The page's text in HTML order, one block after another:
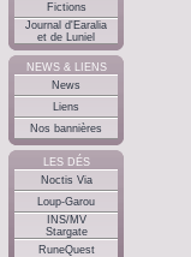
Fictions
Journal d'Earalia
et de Luniel
NEWS & LIENS
News
Liens
Nos bannières
LES DÉS
Noctis Via
Loup-Garou
INS/MV
Stargate
RuneQuest